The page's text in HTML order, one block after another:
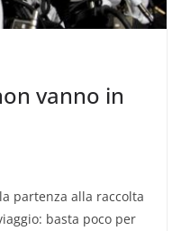
vanno in
partenza alla raccolta
basta poco per